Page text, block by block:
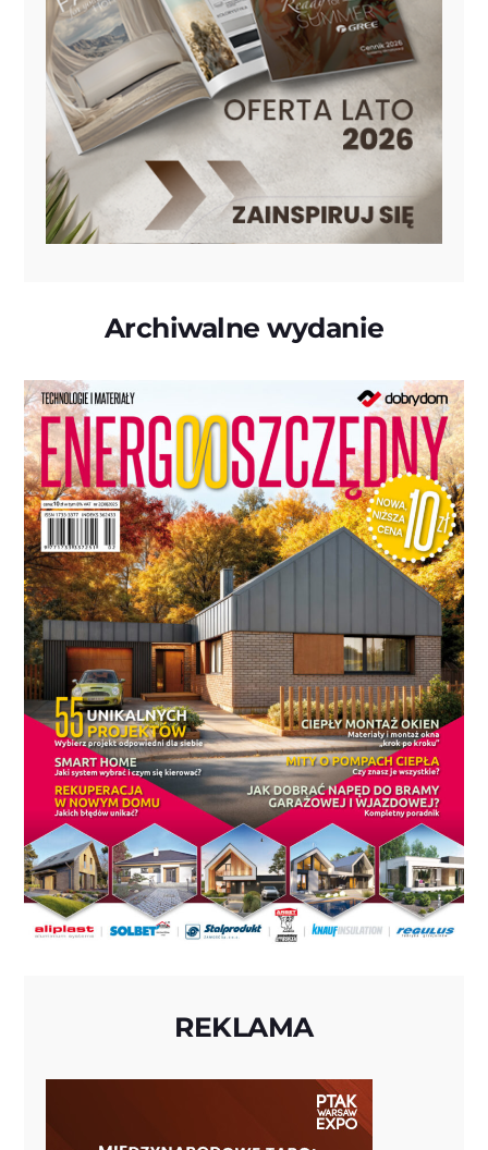
Archiwalne wydanie
REKLAMA